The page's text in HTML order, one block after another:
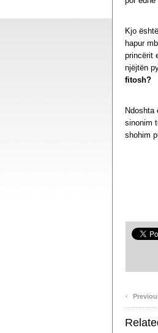
Kjo
hapur
princërit
njëjtën
fitosh?
sinonim
shohim
‹